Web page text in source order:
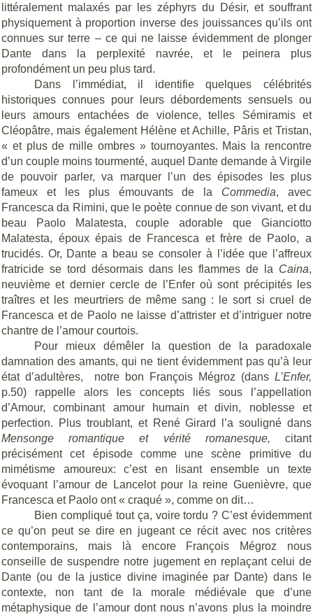
littéralement malaxés par les zéphyrs du Désir, et souffrant
physiquement à proportion inverse des jouissances qu’ils ont
connues sur terre – ce qui ne laisse évidemment de plonger
Dante dans la perplexité navrée, et le peinera plus
profondément un peu plus tard.
Dans l’immédiat, il identifie quelques célébrités
historiques connues pour leurs débordements sensuels ou
leurs amours entachées de violence, telles Sémiramis et
Cléopâtre, mais également Hélène et Achille, Pâris et Tristan,
« et plus de mille ombres » tournoyantes. Mais la rencontre
d’un couple moins tourmenté, auquel Dante demande à Virgile
de pouvoir parler, va marquer l’un des épisodes les plus
fameux et les plus émouvants de la Commedia, avec
Francesca da Rimini, que le poète connue de son vivant, et du
beau Paolo Malatesta, couple adorable que Gianciotto
Malatesta, époux épais de Francesca et frère de Paolo, a
trucidés. Or, Dante a beau se consoler à l’idée que l’affreux
fratricide se tord désormais dans les flammes de la Caina,
neuvième et dernier cercle de l’Enfer où sont précipités les
traîtres et les meurtriers de même sang : le sort si cruel de
Francesca et de Paolo ne laisse d’attrister et d’intriguer notre
chantre de l’amour courtois.
Pour mieux démêler la question de la paradoxale
damnation des amants, qui ne tient évidemment pas qu’à leur
état d’adultères,
notre bon François Mégroz (dans L’Enfer,
p.50) rappelle alors les concepts liés sous l’appellation
d’Amour, combinant amour humain et divin, noblesse et
perfection. Plus troublant, et René Girard l’a souligné dans
Mensonge romantique et vérité romanesque, citant
précisément cet épisode comme une scène primitive du
mimétisme amoureux: c’est en lisant ensemble un texte
évoquant l’amour de Lancelot pour la reine Guenièvre, que
Francesca et Paolo ont « craqué », comme on dit…
Bien compliqué tout ça, voire tordu ? C’est évidemment
ce qu’on peut se dire en jugeant ce récit avec nos critères
contemporains, mais là encore François Mégroz nous
conseille de suspendre notre jugement en replaçant celui de
Dante (ou de la justice divine imaginée par Dante) dans le
contexte, non tant de la morale médiévale que d’une
métaphysique de l’amour dont nous n’avons plus la moindre